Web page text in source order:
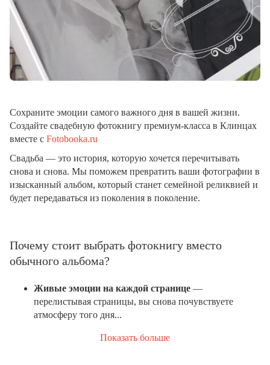
Сохраните эмоции самого важного дня в вашей жизни.
Создайте свадебную фотокнигу премиум-класса в Клинцах
вместе с Fotobooka.ru
Свадьба — это история, которую хочется перечитывать
снова и снова. Мы поможем превратить ваши фотографии в
изысканный альбом, который станет семейной реликвией и
будет передаваться из поколения в поколение.
Почему стоит выбрать фотокнигу вместо
обычного альбома?
Живые эмоции на каждой странице —
перелистывая страницы, вы снова почувствуете
атмосферу того дня...
Показать больше